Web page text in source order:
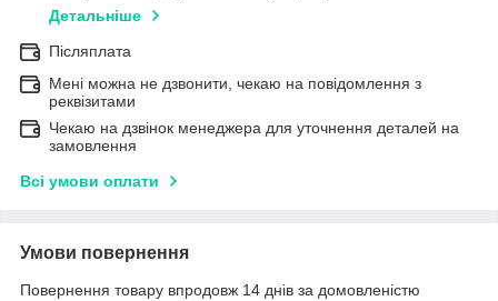
Детальніше
Післяплата
Мені можна не дзвонити, чекаю на повідомлення з
реквізитами
Чекаю на дзвінок менеджера для уточнення деталей на
замовлення
Всі умови оплати
Умови повернення
Повернення товару впродовж 14 днів за домовленістю